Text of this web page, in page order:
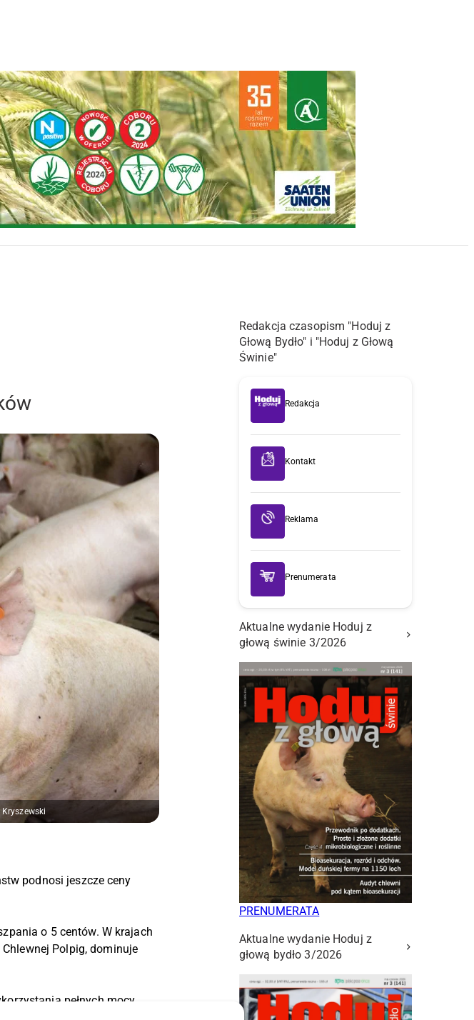
podnosi jeszcze ceny
o 5 centów. W krajach
Polpig, dominuje
pełnych mocy
Redakcja czasopism "Hoduj z
Głową Bydło" i "Hoduj z Głową
Świnie"
Redakcja
Kontakt
Reklama
Prenumerata
Aktualne wydanie Hoduj z
głową świnie 3/2026
PRENUMERATA
Aktualne wydanie Hoduj z
głową bydło 3/2026